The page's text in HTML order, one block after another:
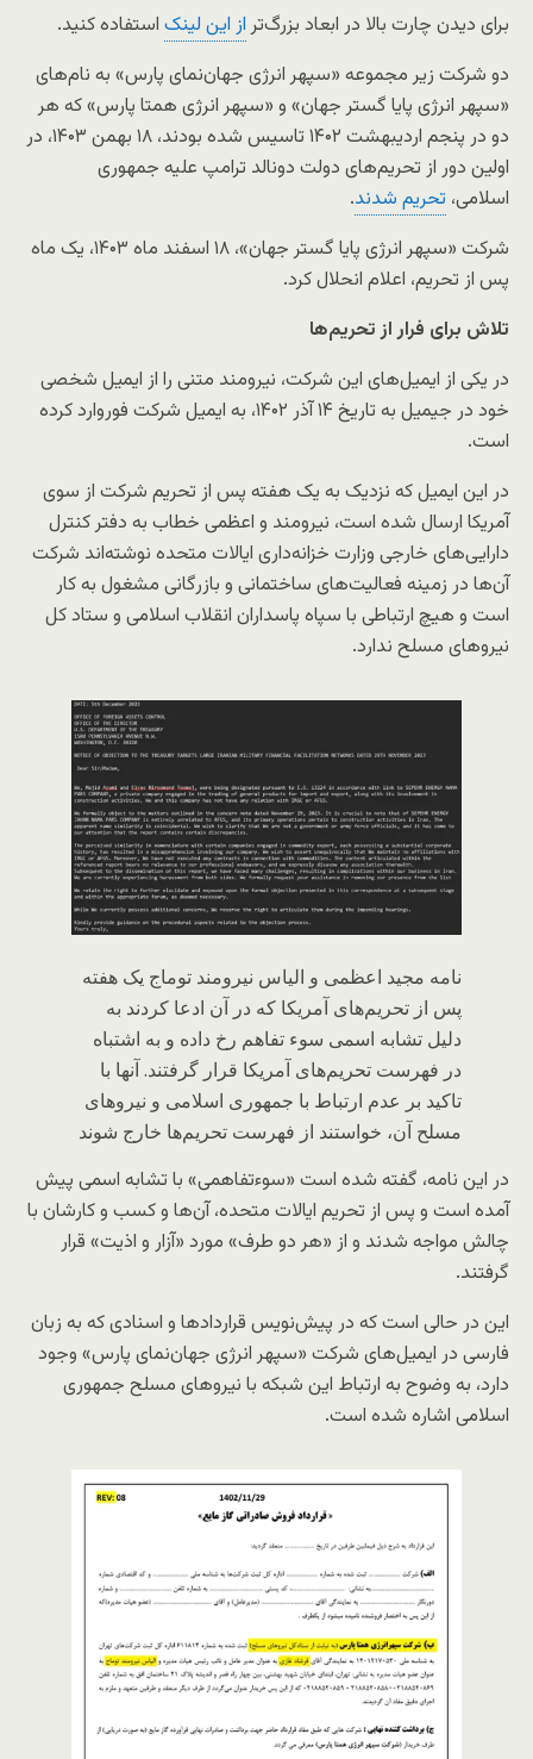
برای دیدن چارت بالا در ابعاد بزرگ‌تر از این لینک استفاده کنید.
دو شرکت زیر مجموعه «سپهر انرژی جهان‌نمای پارس» به نام‌های
«سپهر انرژی پایا گستر جهان» و «سپهر انرژی همتا پارس» که هر
دو در پنجم اردیبهشت ۱۴۰۲ تاسیس شده بودند، ۱۸ بهمن‌ ۱۴۰۳، در
اولین دور از تحریم‌های دولت دونالد ترامپ علیه جمهوری
اسلامی، تحریم شدند.
شرکت «سپهر انرژی پایا گستر جهان»، ۱۸ اسفند ماه ۱۴۰۳، یک ماه
پس از تحریم، اعلام انحلال کرد.
تلاش برای فرار از تحریم‌ها
در یکی از ایمیل‌های این شرکت، نیرومند متنی را از ایمیل شخصی
خود در جیمیل به تاریخ ۱۴ آذر ۱۴۰۲، به ایمیل شرکت فوروارد کرده
است.
در این ایمیل که نزدیک به یک هفته پس از تحریم شرکت از سوی
آمریکا ارسال شده است، نیرومند و اعظمی خطاب به دفتر کنترل
دارایی‌های خارجی وزارت خزانه‌داری ایالات متحده نوشته‌اند شرکت
آن‌ها در زمینه فعالیت‌های ساختمانی و بازرگانی مشغول به کار
است و هیچ ارتباطی با سپاه پاسداران انقلاب اسلامی و ستاد کل
نیروهای مسلح ندارد.
نامه مجید اعظمی و الیاس نیرومند توماج یک هفته
پس از تحریم‌های آمریکا که در آن ادعا کردند به
دلیل تشابه اسمی سوء تفاهم رخ داده و به اشتباه
در فهرست تحریم‌های آمریکا قرار گرفتند. آنها با
تاکید بر عدم ارتباط با جمهوری اسلامی و نیروهای
مسلح آن، خواستند از فهرست تحریم‌ها خارج شوند
در این نامه، گفته شده است «سوءتفاهمی» با تشابه اسمی پیش
آمده است و پس از تحریم ایالات متحده، آن‌ها و کسب و کارشان با
چالش مواجه شدند و از «هر دو طرف» مورد «آزار و اذیت» قرار
گرفتند.
این در حالی‌ است که در پیش‌نویس قراردادها و اسنادی که به زبان
فارسی در ایمیل‌های شرکت «سپهر انرژی جهان‌نمای پارس» وجود
دارد، به وضوح به ارتباط این شبکه با نیروهای مسلح جمهوری
اسلامی اشاره شده است.